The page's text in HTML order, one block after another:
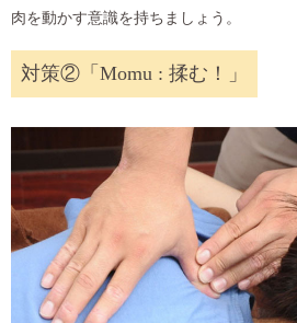
肉を動かす意識を持ちましょう。
対策②「Momu : 揉む！」